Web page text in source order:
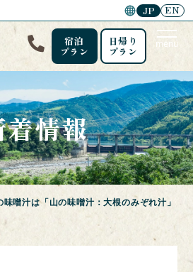
JP EN
宿泊
プラン
日帰り
プラン
着情報
噌汁は「山の味噌汁：大根のみぞれ汁」「
menu